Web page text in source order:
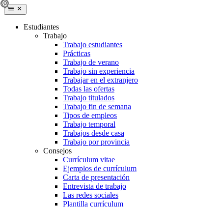
Estudiantes
Trabajo
Trabajo estudiantes
Prácticas
Trabajo de verano
Trabajo sin experiencia
Trabajar en el extranjero
Todas las ofertas
Trabajo titulados
Trabajo fin de semana
Tipos de empleos
Trabajo temporal
Trabajos desde casa
Trabajo por provincia
Consejos
Currículum vitae
Ejemplos de currículum
Carta de presentación
Entrevista de trabajo
Las redes sociales
Plantilla currículum